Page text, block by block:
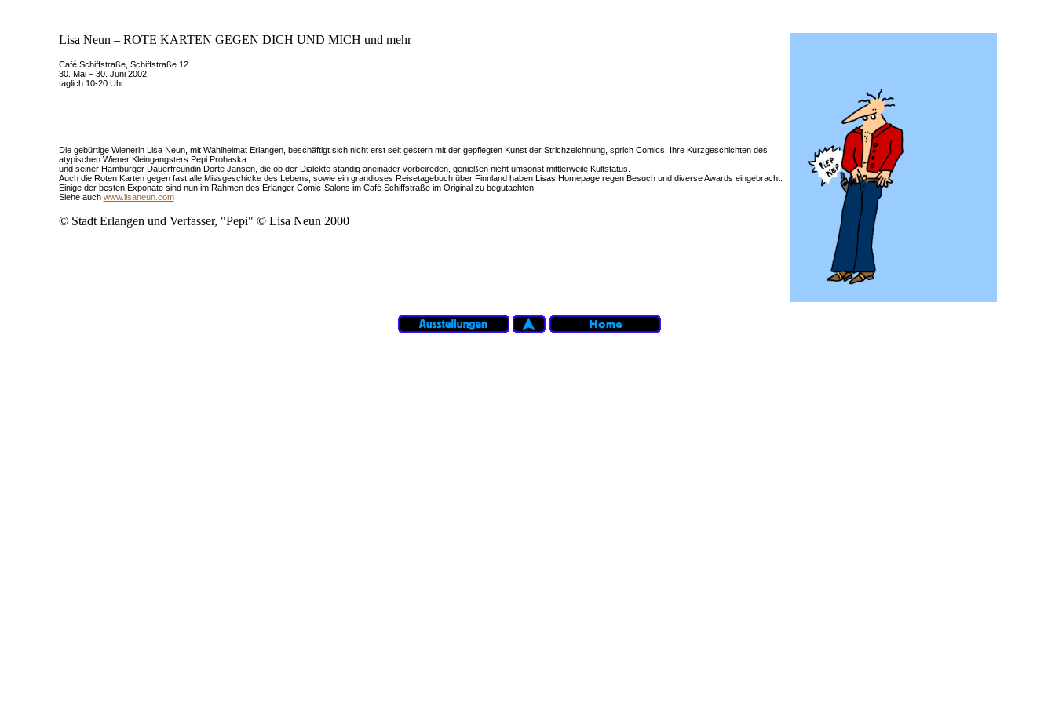
Lisa Neun – ROTE KARTEN GEGEN DICH UND MICH und mehr
Café Schiffstraße, Schiffstraße 12
30. Mai – 30. Juni 2002
taglich 10-20 Uhr
Die gebürtige Wienerin Lisa Neun, mit Wahlheimat Erlangen, beschäftigt sich nicht erst seit gestern mit der gepflegten Kunst der Strichzeichnung, sprich Comics. Ihre Kurzgeschichten des
atypischen Wiener Kleingangsters Pepi Prohaska
und seiner Hamburger Dauerfreundin Dörte Jansen, die ob der Dialekte ständig aneinader vorbeireden, genießen nicht umsonst mittlerweile Kultstatus.
Auch die Roten Karten gegen fast alle Missgeschicke des Lebens, sowie ein grandioses Reisetagebuch über Finnland haben Lisas Homepage regen Besuch und diverse Awards eingebracht.
Einige der besten Exponate sind nun im Rahmen des Erlanger Comic-Salons im Café Schiffstraße im Original zu begutachten.
Siehe auch www.lisaneun.com
© Stadt Erlangen und Verfasser, "Pepi" © Lisa Neun 2000